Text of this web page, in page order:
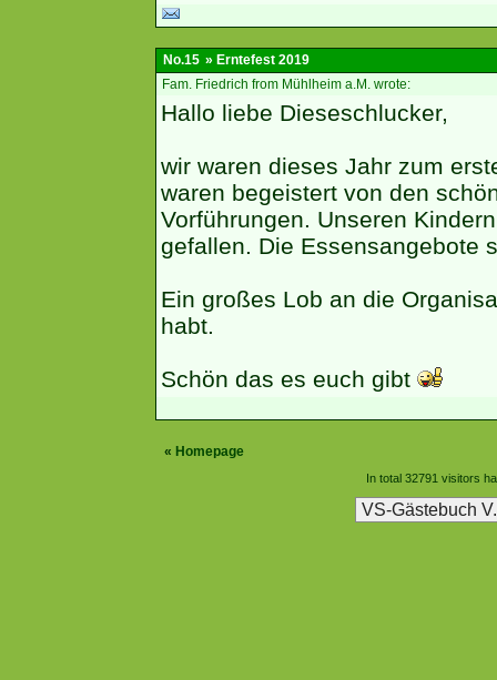
No.15 » Erntefest 2019
Fam. Friedrich from Mühlheim a.M. wrote:
Hallo liebe Dieseschlucker,
wir waren dieses Jahr zum
waren begeistert von den
Vorführungen. Unseren
gefallen. Die Essensangebote
Ein großes Lob an die
habt.
Schön das es euch gibt
« Homepage
In total 32791 visitors
VS-Gästebuch